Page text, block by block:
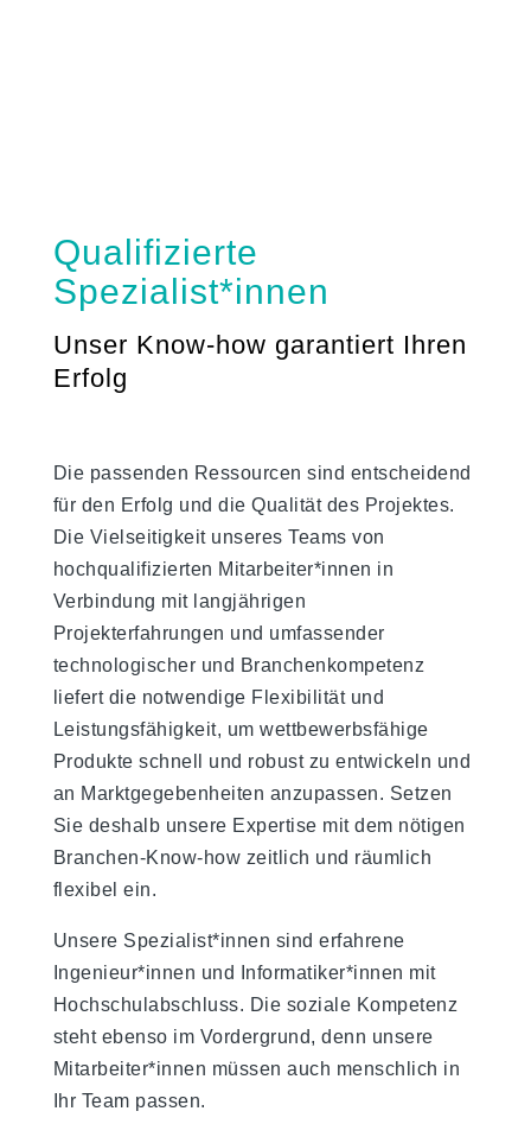
Qualifizierte
Spezialist*innen
Unser Know-how garantiert Ihren
Erfolg
Die passenden Ressourcen sind entscheidend
für den Erfolg und die Qualität des Projektes.
Die Vielseitigkeit unseres Teams von
hochqualifizierten Mitarbeiter*innen in
Verbindung mit langjährigen
Projekterfahrungen und umfassender
technologischer und Branchenkompetenz
liefert die notwendige Flexibilität und
Leistungsfähigkeit, um wettbewerbsfähige
Produkte schnell und robust zu entwickeln und
an Marktgegebenheiten anzupassen. Setzen
Sie deshalb unsere Expertise mit dem nötigen
Branchen-Know-how zeitlich und räumlich
flexibel ein.
Unsere Spezialist*innen sind erfahrene
Ingenieur*innen und Informatiker*innen mit
Hochschulabschluss. Die soziale Kompetenz
steht ebenso im Vordergrund, denn unsere
Mitarbeiter*innen müssen auch menschlich in
Ihr Team passen.